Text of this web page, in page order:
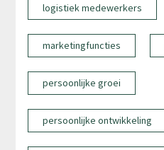
logistiek medewerkers
marketingfuncties
persoonlijke groei
persoonlijke ontwikkeling